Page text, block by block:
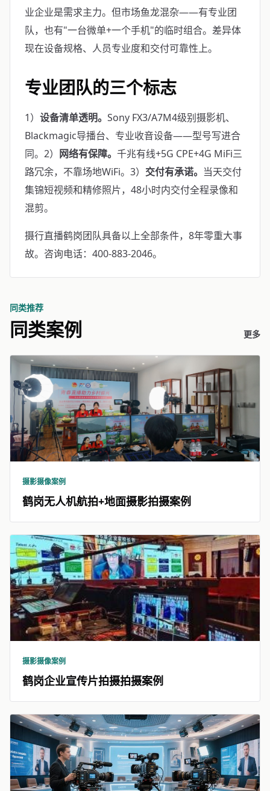
业企业是需求主力。但市场鱼龙混杂——有专业团
队，也有"一台微单+一个手机"的临时组合。差异体
现在设备规格、人员专业度和交付可靠性上。
专业团队的三个标志
1） 设备清单透明。 Sony FX3/A7M4级别摄影机、
Blackmagic导播台、专业收音设备——型号写进合
同。2） 网络有保障。 千兆有线+5G CPE+4G MiFi三
路冗余，不靠场地WiFi。3） 交付有承诺。 当天交付
集锦短视频和精修照片，48小时内交付全程录像和
混剪。
摄行直播鹤岗团队具备以上全部条件，8年零重大事
故。咨询电话：400-883-2046。
同类推荐
同类案例 更多
摄影摄像案例
鹤岗无人机航拍+地面摄影拍摄案例
摄影摄像案例
鹤岗企业宣传片拍摄拍摄案例